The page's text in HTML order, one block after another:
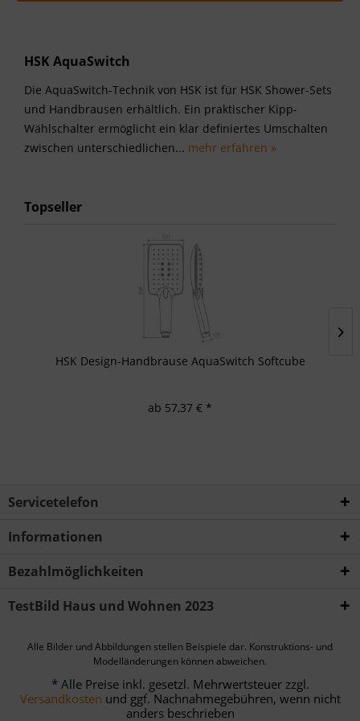
HSK AquaSwitch
Die AquaSwitch-Technik von HSK ist für HSK Shower-Sets
und Handbrausen erhältlich. Ein praktischer Kipp-
Wählschalter ermöglicht ein klar definiertes Umschalten
zwischen unterschiedlichen... mehr erfahren »
Topseller
HSK Design-Handbrause AquaSwitch Softcube
ab 57,37 € *
Servicetelefon
Informationen
Bezahlmöglichkeiten
TestBild Haus und Wohnen 2023
Alle Bilder und Abbildungen stellen Beispiele dar. Konstruktions- und
Modelländerungen können abweichen.
* Alle Preise inkl. gesetzl. Mehrwertsteuer zzgl.
Versandkosten und ggf. Nachnahmegebühren, wenn nicht
anders beschrieben